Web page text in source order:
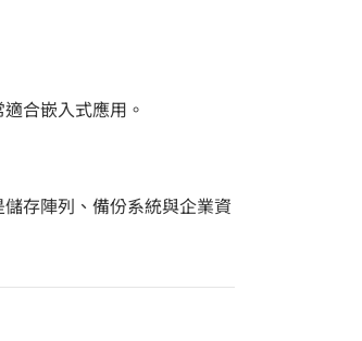
合嵌入式應用。
儲存陣列、備份系統與企業資